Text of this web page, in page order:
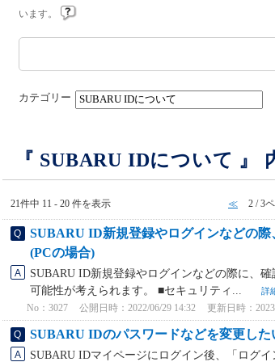
います。
カテゴリー
『 SUBARU IDについて 』
21件中 11 - 20 件を表示 ≪ 2 / 3
SUBARU ID新規登録やログインなどの際
(PCの場合)
SUBARU ID新規登録やログインなどの際に、
可能性が考えられます。 ■セキュリティ...
詳
No：3027 公開日時：2022/06/29 14:32 更新日時：
SUBARU IDのパスワードなどを変更した
SUBARU IDマイページにログイン後、「ログ